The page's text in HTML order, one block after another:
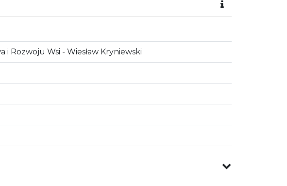
Rozwoju Wsi - Wiesław Kryniewski